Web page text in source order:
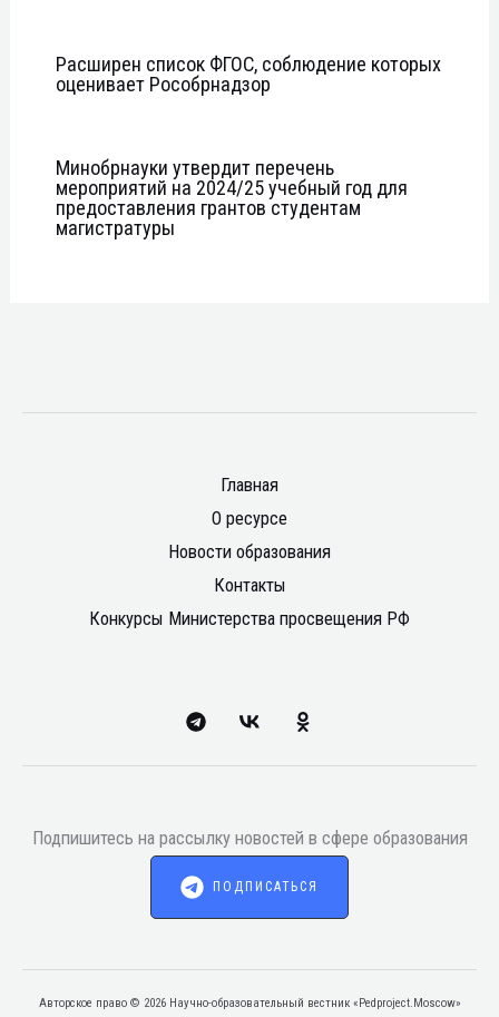
Расширен список ФГОС, соблюдение которых
оценивает Рособрнадзор
Минобрнауки утвердит перечень
мероприятий на 2024/25 учебный год для
предоставления грантов студентам
магистратуры
Главная
О ресурсе
Новости образования
Контакты
Конкурсы Министерства просвещения РФ
Подпишитесь на рассылку новостей в сфере образования
ПОДПИСАТЬСЯ
Авторское право © 2026 Научно-образовательный вестник «Pedproject.Moscow»